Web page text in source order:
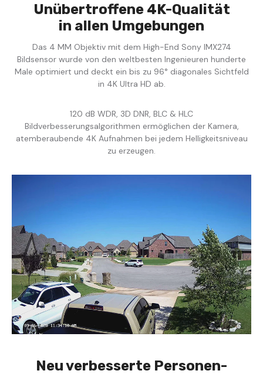
Unübertroffene 4K-Qualität
in allen Umgebungen
Das 4 MM Objektiv mit dem High-End Sony IMX274
Bildsensor wurde von den weltbesten Ingenieuren hunderte
Male optimiert und deckt ein bis zu 96° diagonales Sichtfeld
in 4K Ultra HD ab.
120 dB WDR, 3D DNR, BLC & HLC
Bildverbesserungsalgorithmen ermöglichen der Kamera,
atemberaubende 4K Aufnahmen bei jedem Helligkeitsniveau
zu erzeugen.
Neu verbesserte Personen-